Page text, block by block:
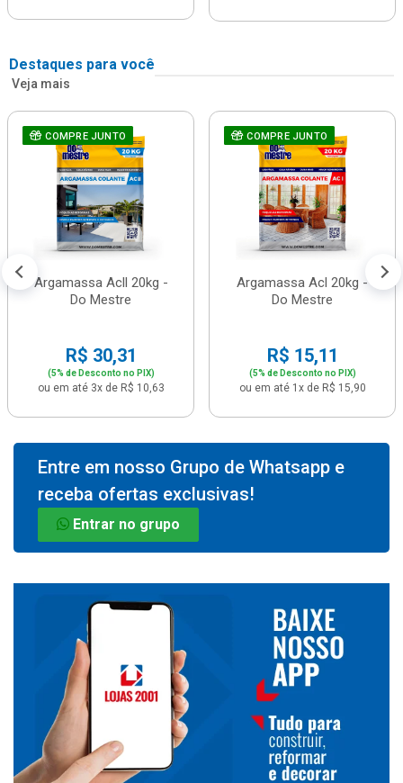
Destaques para você
Veja mais
COMPRE JUNTO
Argamassa Acll 20kg -
Do Mestre
R$ 30,31
(5% de Desconto no PIX)
ou em até 3x de R$ 10,63
COMPRE JUNTO
Argamassa Acl 20kg -
Do Mestre
R$ 15,11
(5% de Desconto no PIX)
ou em até 1x de R$ 15,90
Entre em nosso Grupo de Whatsapp e
receba ofertas exclusivas!
Entrar no grupo